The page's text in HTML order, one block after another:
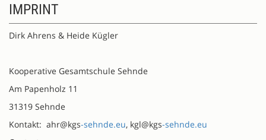
IMPRINT
Dirk Ahrens & Heide Kügler
Kooperative Gesamtschule Sehnde
Am Papenholz 11
31319 Sehnde
Kontakt: ahr@kgs-sehnde.eu, kgl@kgs-sehnde.eu